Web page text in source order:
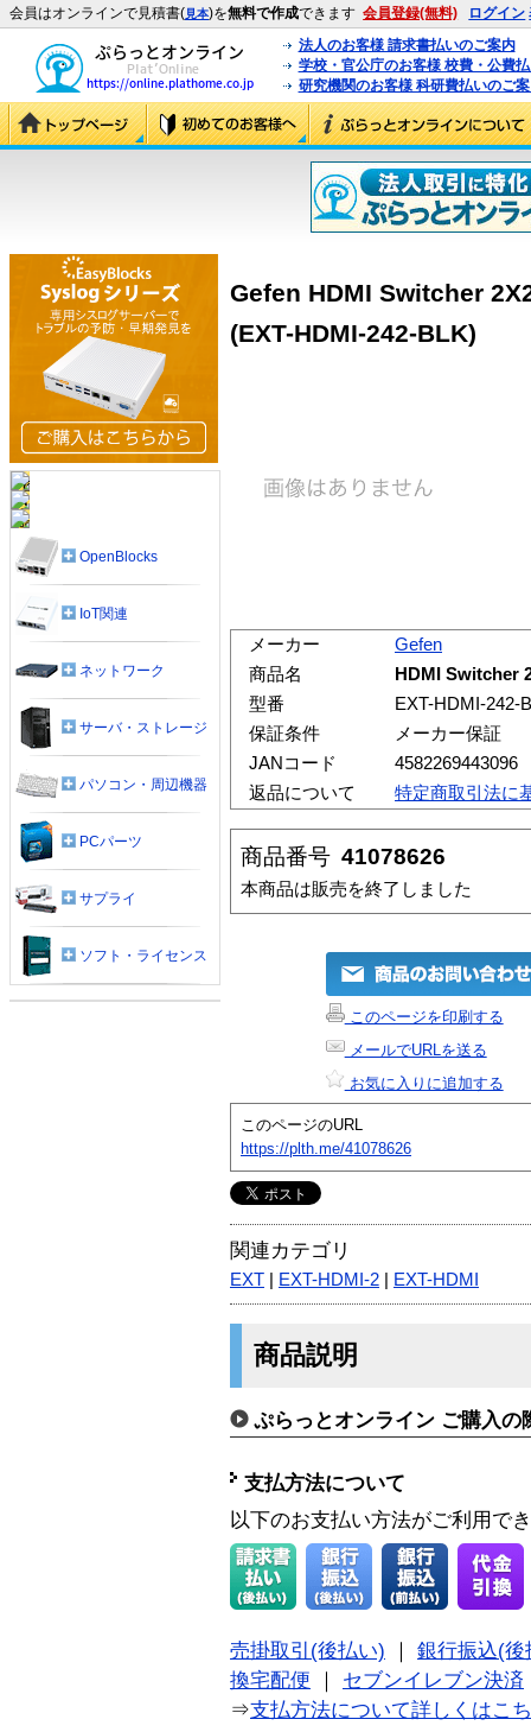
会員はオンラインで見積書(見本)を無料で作成できます 会員登録(無料) ログイン
法人のお客様 請求書払いのご案内
学校・官公庁のお客様 校費・公費
研究機関のお客様 科研費払いのご
Gefen HDMI Switcher
(EXT-HDMI-242-BLK)
メーカー
Gefen
商品名
HDMI Switcher
型番
EXT-HDMI-242-
保証条件
メーカー保証
JANコード
4582269443096
返品について
特定商取引法に
商品番号 41078626
本商品は販売を終了しました
このページを印刷する
メールでURLを送る
お気に入りに追加する
このページのURL
https://plth.me/41078626
関連カテゴリ
EXT EXT-HDMI-2 EXT-HDMI
商品説明
ぷらっとオンライン ご購入の
支払方法について
以下のお支払い方法がご利用で
売掛取引(後払い)
銀行振込(後
換宅配便
セブンイレブン決済
⇒支払方法について詳しくはこ
OpenBlocks
IoT関連
ネットワーク
サーバ・ストレージ
パソコン・周辺機器
PCパーツ
サプライ
ソフト・ライセンス